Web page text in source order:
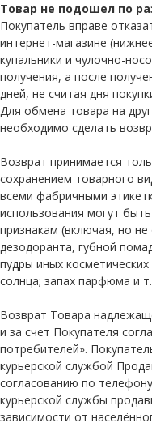
Товар не подошел по
Покупатель вправе
интернет-магазине
купальники и чулочно-
получения, а после
дней, не считая дня
Для обмена товара на
необходимо сделать
Возврат принимается
сохранением товарного
всеми фабричными
использования могут
признакам (включая, но не
дезодоранта, губной
пудры иных
солнца; запах парфюма и
Возврат Товара
и за счет Покупателя
потребителей».
курьерской службой
согласованию по
курьерской службы
зависимости от